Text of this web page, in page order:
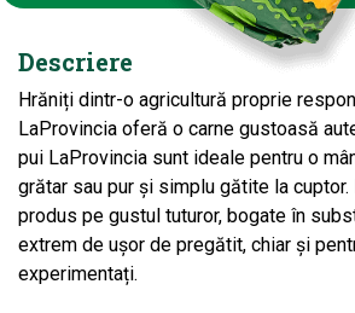
Descriere
Hrăniți dintr-o agricultură proprie
LaProvincia oferă o carne gustoasă
pui LaProvincia sunt ideale pentru o
grătar sau pur și simplu gătite la
produs pe gustul tuturor, bogate în
extrem de ușor de pregătit, chiar și
experimentați.